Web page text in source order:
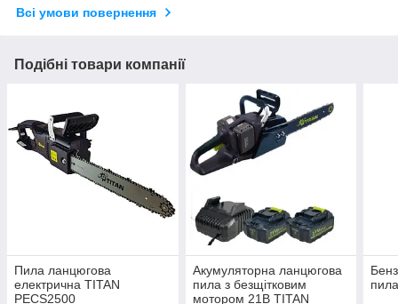
Всі умови повернення
Подібні товари компанії
Пила ланцюгова
електрична TITAN
PECS2500
Акумуляторна ланцюгова
пила з безщітковим
мотором 21В TITAN